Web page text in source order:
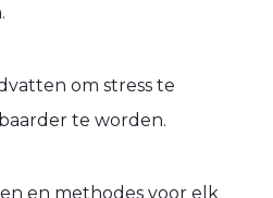
om stress te
te worden.
en methodes voor elk